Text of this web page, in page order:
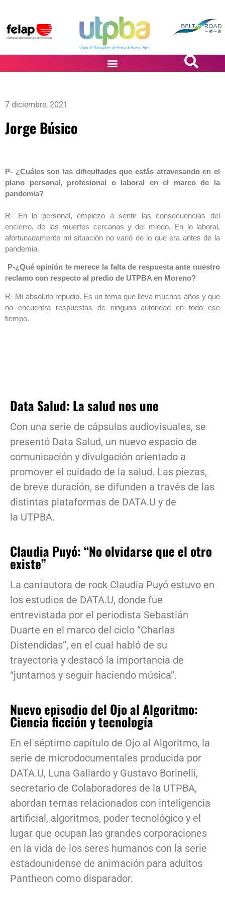
7 diciembre, 2021
Jorge Búsico
P- ¿Cuáles son las dificultades que estás atravesando en el
plano personal, profesional o laboral en el marco de la
pandemia?
R- En lo personal, empiezo a sentir las consecuencias del
encierro, de las muertes cercanas y del miedo. En lo laboral,
afortunadamente mi situación no varió de lo que era antes de la
pandemia.
P-¿Qué opinión te merece la falta de respuesta ante nuestro
reclamo con respecto al predio de UTPBA en Moreno?
R- Mi absoluto repudio. Es un tema que lleva muchos años y que
no encuentra respuestas de ninguna autoridad en todo ese
tiempo.
Data Salud: La salud nos une
Con una serie de cápsulas audiovisuales, se
presentó Data Salud, un nuevo espacio de
comunicación y divulgación orientado a
promover el cuidado de la salud. Las piezas,
de breve duración, se difunden a través de las
distintas plataformas de DATA.U y de
la UTPBA.
Claudia Puyó: “No olvidarse que el otro
existe”
La cantautora de rock Claudia Puyó estuvo en
los estudios de DATA.U, donde fue
entrevistada por el periodista Sebastián
Duarte en el marco del ciclo “Charlas
Distendidas”, en el cual habló de su
trayectoria y destacó la importancia de
“juntarnos y seguir haciendo música”.
Nuevo episodio del Ojo al Algoritmo:
Ciencia ficción y tecnología
En el séptimo capítulo de Ojo al Algoritmo, la
serie de microdocumentales producida por
DATA.U, Luna Gallardo y Gustavo Borinelli,
secretario de Colaboradores de la UTPBA,
abordan temas relacionados con inteligencia
artificial, algoritmos, poder tecnológico y el
lugar que ocupan las grandes corporaciones
en la vida de los seres humanos con la serie
estadounidense de animación para adultos
Pantheon como disparador.